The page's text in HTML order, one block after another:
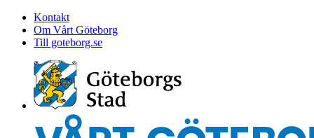
Kontakt
Om Vårt Göteborg
Till goteborg.se